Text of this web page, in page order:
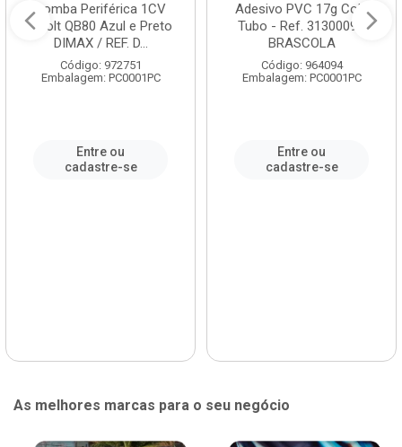
Bomba Periférica 1CV
Bivolt QB80 Azul e Preto
DIMAX / REF. D...
Código: 972751
Embalagem: PC0001PC
Entre ou
cadastre-se
Adesivo PVC 17g Cola
Tubo - Ref. 3130009 -
BRASCOLA
Código: 964094
Embalagem: PC0001PC
Entre ou
cadastre-se
As melhores marcas para o seu negócio